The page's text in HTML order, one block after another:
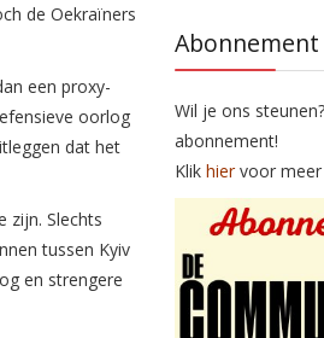
de Oekraïners
een proxy-
oorlog
dat het
zijn. Slechts
tussen Kyiv
en strengere
Abonnement
Wil je ons
abonnement!
Klik hiervoor meer